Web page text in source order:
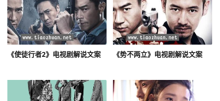
《使徒行者2》电视剧解说文案 《势不两立》电视剧解说文案